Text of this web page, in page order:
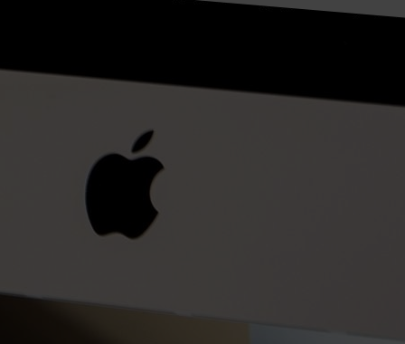
Pysy ajan tasalla – tilaa STIHL uutiskirje
SÄHKÖPOSTIOSOITE
Lunasta nyt 10 % alennus